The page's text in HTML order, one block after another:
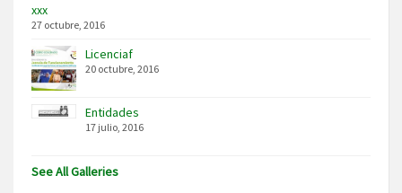
xxx
27 octubre, 2016
Licenciaf
20 octubre, 2016
Entidades
17 julio, 2016
See All Galleries